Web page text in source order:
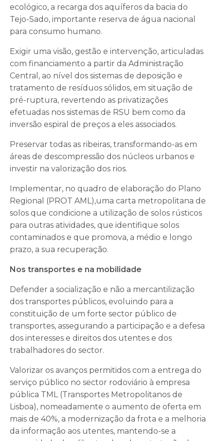
ecológico, a recarga dos aquíferos da bacia do
Tejo-Sado, importante reserva de água nacional
para consumo humano.
Exigir uma visão, gestão e intervenção, articuladas
com financiamento a partir da Administração
Central, ao nível dos sistemas de deposição e
tratamento de resíduos sólidos, em situação de
pré-ruptura, revertendo as privatizações
efetuadas nos sistemas de RSU bem como da
inversão espiral de preços a eles associados.
Preservar todas as ribeiras, transformando-as em
áreas de descompressão dos núcleos urbanos e
investir na valorização dos rios.
Implementar, no quadro de elaboração do Plano
Regional (PROT AML),uma carta metropolitana de
solos que condicione a utilização de solos rústicos
para outras atividades, que identifique solos
contaminados e que promova, a médio e longo
prazo, a sua recuperação.
Nos transportes e na mobilidade
Defender a socialização e não a mercantilização
dos transportes públicos, evoluindo para a
constituição de um forte sector público de
transportes, assegurando a participação e a defesa
dos interesses e direitos dos utentes e dos
trabalhadores do sector.
Valorizar os avanços permitidos com a entrega do
serviço público no sector rodoviário à empresa
pública TML (Transportes Metropolitanos de
Lisboa), nomeadamente o aumento de oferta em
mais de 40%, a modernização da frota e a melhoria
da informação aos utentes, mantendo-se a